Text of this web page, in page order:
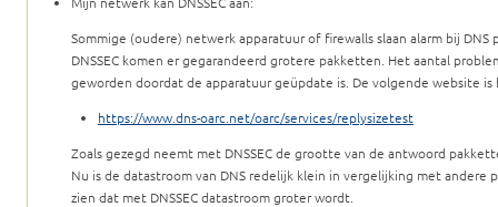
Sommige (oudere) netwerk apparatuur of firewalls slaan alarm bij
DNSSEC komen er gegarandeerd grotere pakketten. Het aantal
geworden doordat de apparatuur geüpdate is. De volgende website
https://www.dns-oarc.net/oarc/services/replysizetest
Zoals gezegd neemt met DNSSEC de grootte van de antwoord
Nu is de datastroom van DNS redelijk klein in vergelijking met
zien dat met DNSSEC datastroom groter wordt.